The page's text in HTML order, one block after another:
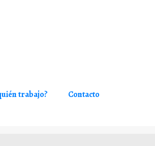
trabajo? Contacto